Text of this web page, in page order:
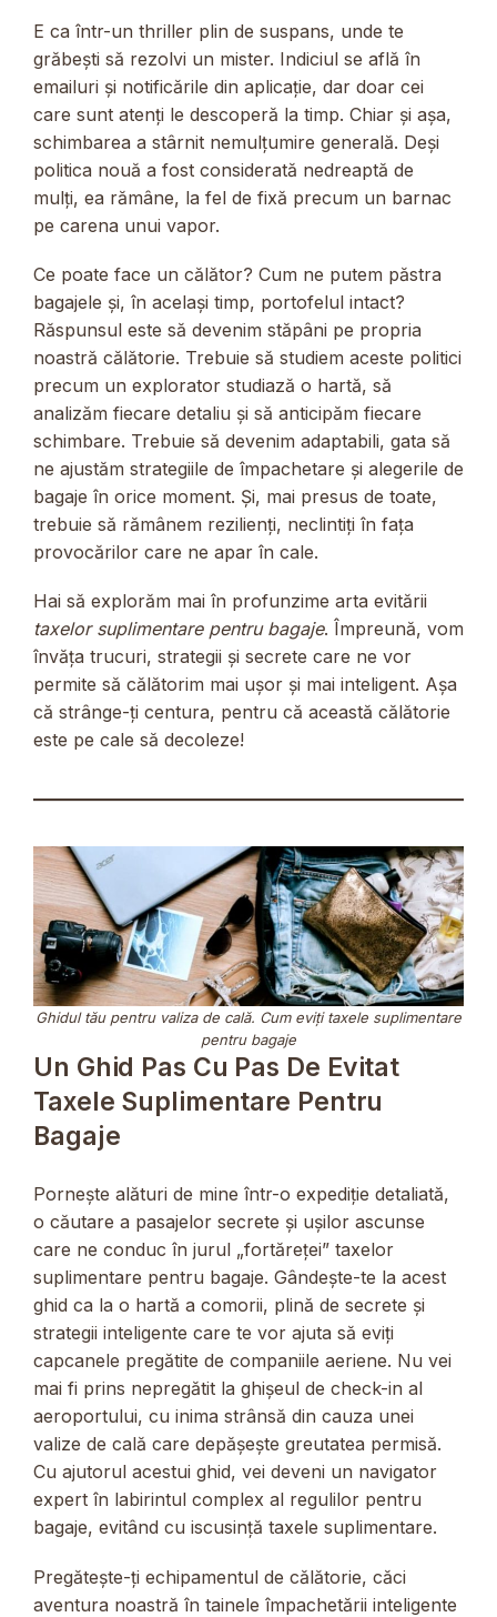
E ca într-un thriller plin de suspans, unde te
grăbești să rezolvi un mister. Indiciul se află în
emailuri și notificările din aplicație, dar doar cei
care sunt atenți le descoperă la timp. Chiar și așa,
schimbarea a stârnit nemulțumire generală. Deși
politica nouă a fost considerată nedreaptă de
mulți, ea rămâne, la fel de fixă precum un barnac
pe carena unui vapor.
Ce poate face un călător? Cum ne putem păstra
bagajele și, în același timp, portofelul intact?
Răspunsul este să devenim stăpâni pe propria
noastră călătorie. Trebuie să studiem aceste politici
precum un explorator studiază o hartă, să
analizăm fiecare detaliu și să anticipăm fiecare
schimbare. Trebuie să devenim adaptabili, gata să
ne ajustăm strategiile de împachetare și alegerile de
bagaje în orice moment. Și, mai presus de toate,
trebuie să rămânem rezilienți, neclintiți în fața
provocărilor care ne apar în cale.
Hai să explorăm mai în profunzime arta evitării
taxelor suplimentare pentru bagaje. Împreună, vom
învăța trucuri, strategii și secrete care ne vor
permite să călătorim mai ușor și mai inteligent. Așa
că strânge-ți centura, pentru că această călătorie
este pe cale să decoleze!
Ghidul tău pentru valiza de cală. Cum eviți taxele suplimentare
pentru bagaje
Un Ghid Pas Cu Pas De Evitat
Taxele Suplimentare Pentru
Bagaje
Pornește alături de mine într-o expediție detaliată,
o căutare a pasajelor secrete și ușilor ascunse
care ne conduc în jurul „fortăreței” taxelor
suplimentare pentru bagaje. Gândește-te la acest
ghid ca la o hartă a comorii, plină de secrete și
strategii inteligente care te vor ajuta să eviți
capcanele pregătite de companiile aeriene. Nu vei
mai fi prins nepregătit la ghișeul de check-in al
aeroportului, cu inima strânsă din cauza unei
valize de cală care depășește greutatea permisă.
Cu ajutorul acestui ghid, vei deveni un navigator
expert în labirintul complex al regulilor pentru
bagaje, evitând cu iscusință taxele suplimentare.
Pregătește-ți echipamentul de călătorie, căci
aventura noastră în tainele împachetării inteligente